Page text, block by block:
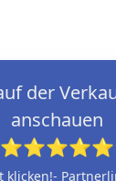
der
anschauen
⭐⭐⭐⭐⭐
klicken!-